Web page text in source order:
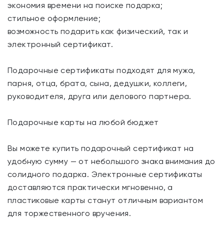
экономия времени на поиске подарка;
стильное оформление;
возможность подарить как физический, так и
электронный сертификат.
Подарочные сертификаты подходят для мужа,
парня, отца, брата, сына, дедушки, коллеги,
руководителя, друга или делового партнера.
Подарочные карты на любой бюджет
Вы можете купить подарочный сертификат на
удобную сумму — от небольшого знака внимания до
солидного подарка. Электронные сертификаты
доставляются практически мгновенно, а
пластиковые карты станут отличным вариантом
для торжественного вручения.